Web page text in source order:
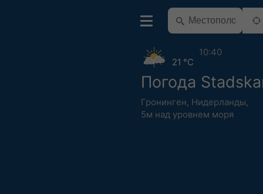
Погода
Гронинген, Нидерланды,
5м над уровнем моря
21 °C
10:40